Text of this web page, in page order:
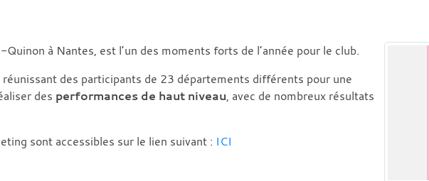
à Nantes, est l’un des moments forts de l’année pour le club.
réunissant des participants de 23 départements différents pour une
des performances de haut niveau, avec de nombreux résultats
sont accessibles sur le lien suivant : ICI